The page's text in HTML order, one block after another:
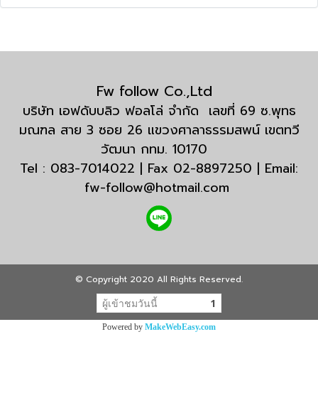
Fw follow Co.,Ltd
บริษัท เอฟดับบลิว ฟอลโล่ จำกัด เลขที่ 69 ซ.พุทธ
มณฑล สาย 3 ซอย 26 แขวงศาลาธรรมสพน์ เขตทวี
วัฒนา กทม. 10170
Tel : 083-7014022 | Fax 02-8897250 | Email:
fw-follow@hotmail.com
© Copyright 2020 All Rights Reserved.
ผู้เข้าชมวันนี้ 1
Powered by MakeWebEasy.com